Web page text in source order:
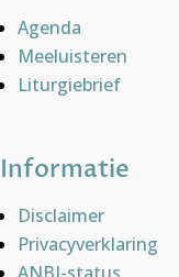
Agenda
Meeluisteren
Liturgiebrief
Informatie
Disclaimer
Privacyverklaring